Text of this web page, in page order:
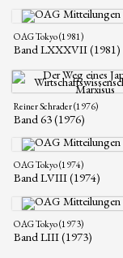
OAG Tokyo (1981)
Band LXXXVII (1981)
Reiner Schrader (1976)
Band 63 (1976)
OAG Tokyo (1974)
Band LVIII (1974)
OAG Tokyo (1973)
Band LIII (1973)